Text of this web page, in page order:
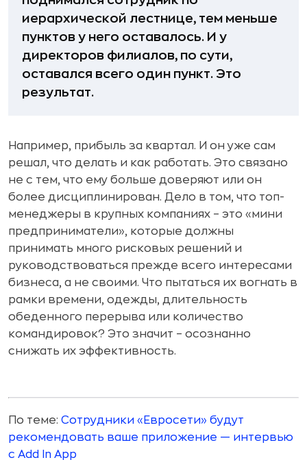
иерархической лестнице, тем меньше
пунктов у него оставалось. И у
директоров филиалов, по сути,
оставался всего один пункт. Это
результат.
Например, прибыль за квартал. И он уже сам
решал, что делать и как работать. Это связано
не с тем, что ему больше доверяют или он
более дисциплинирован. Дело в том, что топ-
менеджеры в крупных компаниях – это «мини
предприниматели», которые должны
принимать много рисковых решений и
руководствоваться прежде всего интересами
бизнеса, а не своими. Что пытаться их вогнать в
рамки времени, одежды, длительность
обеденного перерыва или количество
командировок? Это значит – осознанно
снижать их эффективность.
По теме: Сотрудники «Евросети» будут
рекомендовать ваше приложение — интервью
с Add In App